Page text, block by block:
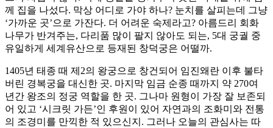
께 집을 나섰다. 막상 어디로 가야 하나? 눈치를 살피는데 그냥
‘가까운 곳’으로 가잔다. 더 어려운 숙제라고? 아름드리 회화
나무가 반겨주는, 다리품 많이 팔지 않아도 되는, 5대 궁궐 중
유일하게 세계유산으로 등재된 창덕궁은 어떨까.
1405년 태종 때 제2의 왕궁으로 창건되어 임진왜란 이후 불타
버린 경복궁을 대신한 곳. 마지막 임금 순종 때까지 약 270여
년간 왕조의 정궁 역할을 한 곳. 그나마 원형이 가장 잘 보존되
어 있고 ‘시크릿 가든’인 후원이 있어 자연과의 조화미와 전통
의 조경미를 만끽한 적 있으신지. 그러나 오늘의 관심사는 따